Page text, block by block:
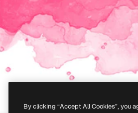
By clicking “Accept All Cookies”, you